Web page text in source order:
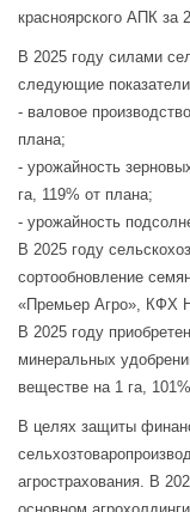
красноярского АПК за
В 2025 году силами
следующие
- валовое
плана;
- урожайность
га, 119% от плана;
- урожайность
В 2025 году
сортообновление
«Премьер Агро», КФХ
В 2025 году
минеральных
веществе на 1 га,
В целях защиты
агрострахования. В